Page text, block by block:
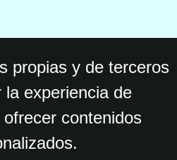
propias y de terceros
la experiencia de
contenidos